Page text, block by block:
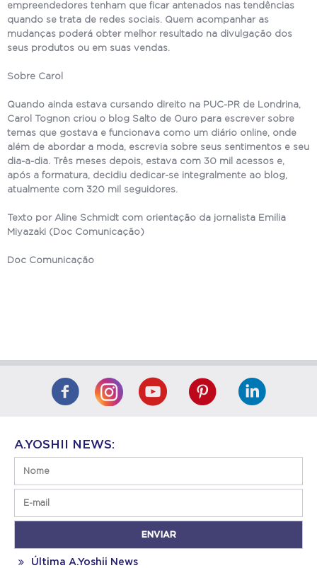
empreendedores tenham que ficar antenados nas tendências
quando se trata de redes sociais. Quem acompanhar as
mudanças poderá obter melhor resultado na divulgação dos
seus produtos ou em suas vendas.
Sobre Carol
Quando ainda estava cursando direito na PUC-PR de Londrina,
Carol Tognon criou o blog Salto de Ouro para escrever sobre
temas que gostava e funcionava como um diário online, onde
além de abordar a moda, escrevia sobre seus sentimentos e seu
dia-a-dia. Três meses depois, estava com 30 mil acessos e,
após a formatura, decidiu dedicar-se integralmente ao blog,
atualmente com 320 mil seguidores.
Texto por Aline Schmidt com orientação da jornalista Emilia
Miyazaki (Doc Comunicação)
Doc Comunicação
A.YOSHII NEWS:
Última A.Yoshii News